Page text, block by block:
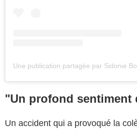
"Un profond sentiment
Un accident qui a provoqué la